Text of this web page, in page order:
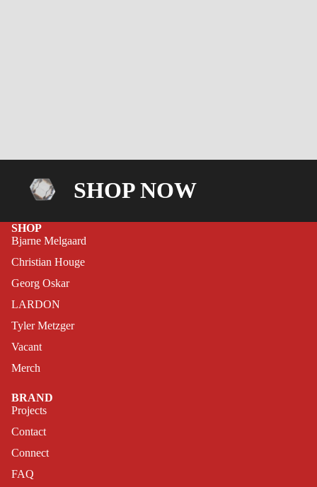
SHOP NOW
SHOP
Bjarne Melgaard
Christian Houge
Georg Oskar
LARDON
Tyler Metzger
Vacant
Merch
BRAND
Projects
Contact
Connect
FAQ